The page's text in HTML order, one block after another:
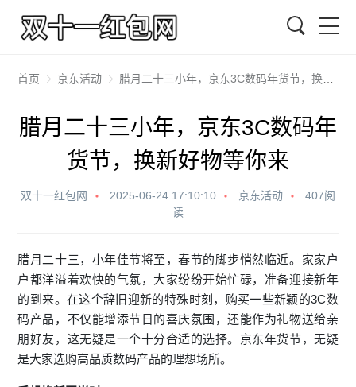
首页 京东活动 腊月二十三小年，京东3C数码年货节，换新好物等你来
腊月二十三小年，京东3C数码年
货节，换新好物等你来
双十一红包网 2025-06-24 17:10:10 京东活动
407阅
读
腊月二十三，小年佳节将至，春节的脚步悄然临近。家家户
户都洋溢着欢快的气氛，大家纷纷开始忙碌，准备迎接新年
的到来。在这个辞旧迎新的特殊时刻，购买一些新颖的3C数
码产品，不仅能增添节日的喜庆氛围，还能作为礼物送给亲
朋好友，这无疑是一个十分合适的选择。 京东年货节，无疑
是大家选购高品质数码产品的理想场所。